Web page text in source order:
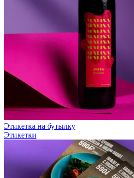
Этикетка на бутылку
Этикетки